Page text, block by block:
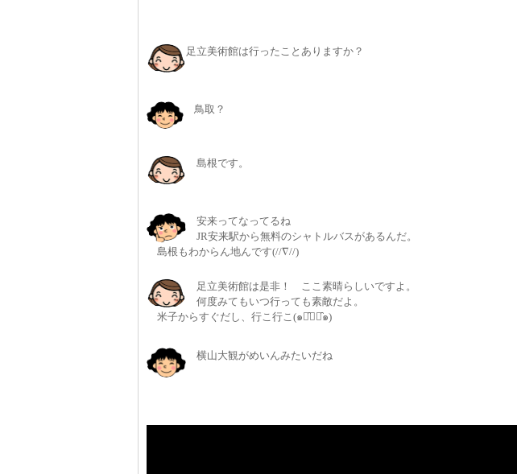
足立美術館は行ったことありますか？
鳥取？
島根です。
安来ってなってるね
JR安来駅から無料のシャトルバスがあるんだ。
島根もわからん地んです(//∇//)
足立美術館は是非！ ここ素晴らしいですよ。
何度みてもいつ行っても素敵だよ。
米子からすぐだし、行こ行こ(๑･̑◡･̑๑)
横山大観がめいんみたいだね